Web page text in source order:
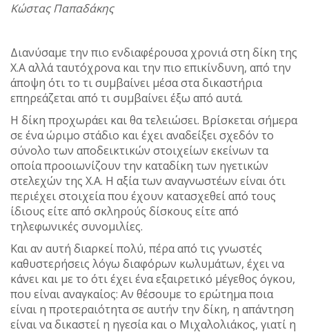
Κώστας Παπαδάκης
Διανύσαμε την πιο ενδιαφέρουσα χρονιά στη δίκη της
Χ.Α αλλά ταυτόχρονα και την πιο επικίνδυνη, από την
άποψη ότι το τι συμβαίνει μέσα στα δικαστήρια
επηρεάζεται από τι συμβαίνει έξω από αυτά.
Η δίκη προχωράει και θα τελειώσει. Βρίσκεται σήμερα
σε ένα ώριμο στάδιο και έχει αναδείξει σχεδόν το
σύνολο των αποδεικτικών στοιχείων εκείνων τα
οποία προοιωνίζουν την καταδίκη των ηγετικών
στελεχών της Χ.Α. Η αξία των αναγνωστέων είναι ότι
περιέχει στοιχεία που έχουν κατασχεθεί από τους
ίδιους είτε από σκληρούς δίσκους είτε από
τηλεφωνικές συνομιλίες.
Και αν αυτή διαρκεί πολύ, πέρα από τις γνωστές
καθυστερήσεις λόγω διαφόρων κωλυμάτων, έχει να
κάνει και με το ότι έχει ένα εξαιρετικό μέγεθος όγκου,
που είναι αναγκαίος: Αν θέσουμε το ερώτημα ποια
είναι η προτεραιότητα σε αυτήν την δίκη, η απάντηση
είναι να δικαστεί η ηγεσία και ο Μιχαλολιάκος, γιατί η